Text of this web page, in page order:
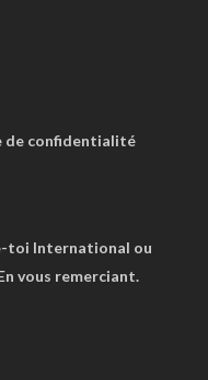
de confidentialité
toi International ou
vous remerciant.